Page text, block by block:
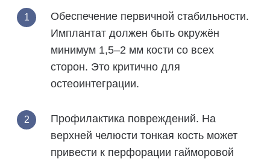
Обеспечение первичной стабильности.
Имплантат должен быть окружён
минимум 1,5–2 мм кости со всех
сторон. Это критично для
остеоинтеграции.
Профилактика повреждений. На
верхней челюсти тонкая кость может
привести к перфорации гайморовой